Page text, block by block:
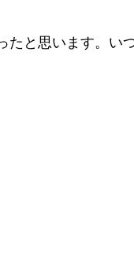
たと思います。い